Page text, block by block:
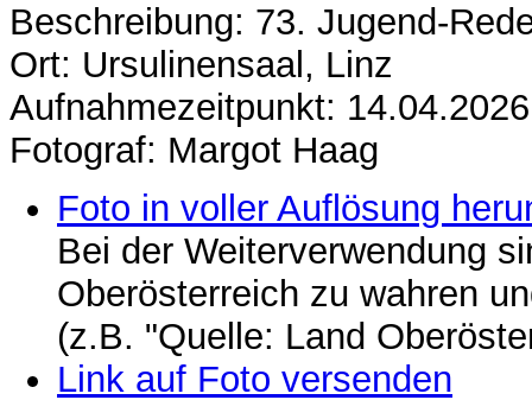
Beschreibung: 73. Jugend-
Ort: Ursulinensaal, Linz
Aufnahmezeitpunkt: 14.04.2026
Fotograf: Margot Haag
Foto in voller Auflösung
Bei der Weiterverwendung
Oberösterreich zu wahren
(z.B. "Quelle: Land
Link auf Foto versenden